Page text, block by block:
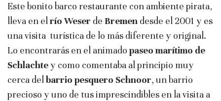
Este bonito barco restaurante con ambiente pirata,
lleva en elrío Weser de Bremen desde el 2001 y es
una visita turística de lo más diferente y original.
Lo encontrarás en el animado paseo marítimo de
Schlachtey como comentaba al principio muy
cerca delbarrio pesquero Schnoor, un barrio
precioso y uno de tus imprescindibles en la visita a